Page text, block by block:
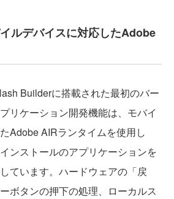
ルデバイスに対応したAdobe
Builderに搭載された最初のバー
リケーション開発機能は、モバイ
Adobe AIRランタイムを使用し
ンストールのアプリケーションを
ています。ハードウェアの「戻
ボタンの押下の処理、ローカルス